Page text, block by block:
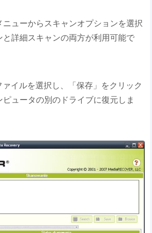
ニューからスキャンオプションを選択
詳細スキャンの両方が利用可能で
ァイルを選択し、「保存」をクリック
ュータの別のドライブに復元しま